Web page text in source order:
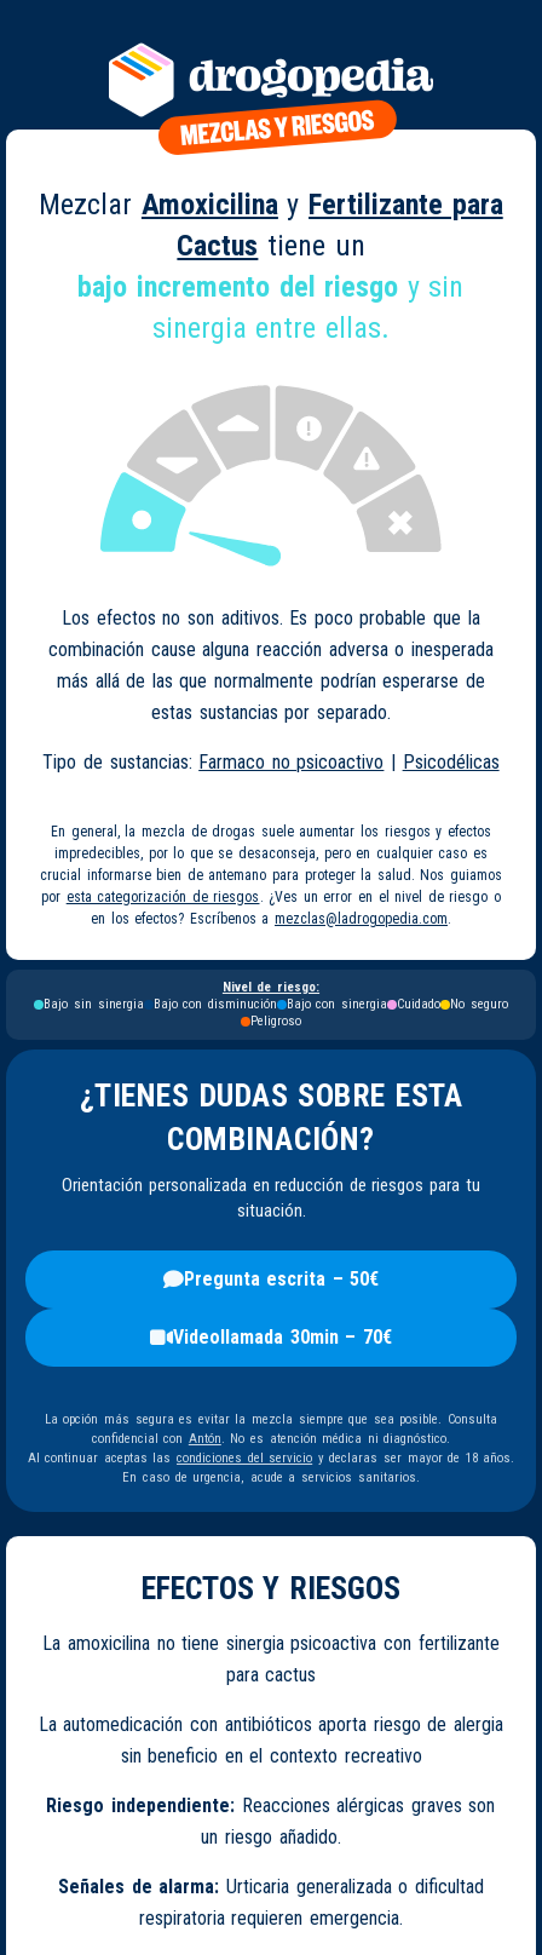
Mezclar Amoxicilinay Fertilizante para
Cactus tiene un
bajo incremento del riesgo y sin
sinergia entre ellas.
Los efectos no son aditivos. Es poco probable que la
combinación cause alguna reacción adversa o inesperada
más allá de las que normalmente podrían esperarse de
estas sustancias por separado.
Tipo de sustancias: Farmaco no psicoactivo | Psicodélicas
En general, la mezcla de drogas suele aumentar los riesgos y efectos
impredecibles, por lo que se desaconseja, pero en cualquier caso es
crucial informarse bien de antemano para proteger la salud. Nos guiamos
por esta categorización de riesgos . ¿Ves un error en el nivel de riesgo o
en los efectos? Escríbenos a mezclas@ladrogopedia.com.
Nivel de riesgo:
Bajo sin sinergia
Bajo con disminución Bajo con sinergia Cuidado
No seguro
Peligroso
¿TIENES DUDAS SOBRE ESTA
COMBINACIÓN?
Orientación personalizada en reducción de riesgos para tu
situación.
Pregunta escrita – 50€
Videollamada 30min – 70€
La opción más segura es evitar la mezcla siempre que sea posible. Consulta
confidencial con Antón. No es atención médica ni diagnóstico.
Al continuar aceptas las condiciones del servicio y declaras ser mayor de 18 años.
En caso de urgencia, acude a servicios sanitarios.
EFECTOS Y RIESGOS
La amoxicilina no tiene sinergia psicoactiva con fertilizante
para cactus
La automedicación con antibióticos aporta riesgo de alergia
sin beneficio en el contexto recreativo
Riesgo independiente: Reacciones alérgicas graves son
un riesgo añadido.
Señales de alarma: Urticaria generalizada o dificultad
respiratoria requieren emergencia.